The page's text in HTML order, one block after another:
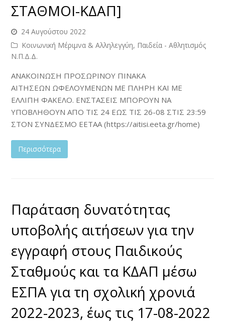
ΣΤΑΘΜΟΙ-ΚΔΑΠ]
24 Αυγούστου 2022
Κοινωνική Μέριμνα & Αλληλεγγύη, Παιδεία - Αθλητισμός
Ν.Π.Δ.Δ.
ΑΝΑΚΟΙΝΩΣΗ ΠΡΟΣΩΡΙΝΟΥ ΠΙΝΑΚΑ
ΑΙΤΗΣΕΩΝ ΩΦΕΛΟΥΜΕΝΩΝ ΜΕ ΠΛΗΡΗ ΚΑΙ ΜΕ
ΕΛΛΙΠΗ ΦΑΚΕΛΟ. ΕΝΣΤΑΣΕΙΣ ΜΠΟΡΟΥΝ ΝΑ
ΥΠΟΒΛΗΘΟΥΝ ΑΠΟ ΤΙΣ 24 ΕΩΣ ΤΙΣ 26-08 ΣΤΙΣ 23:59
ΣΤΟΝ ΣΥΝΔΕΣΜΟ EETAA (https://aitisi.eeta.gr/home)
Περισσότερα
Παράταση δυνατότητας
υποβολής αιτήσεων για την
εγγραφή στους Παιδικούς
Σταθμούς και τα ΚΔΑΠ μέσω
ΕΣΠΑ για τη σχολική χρονιά
2022-2023, έως τις 17-08-2022